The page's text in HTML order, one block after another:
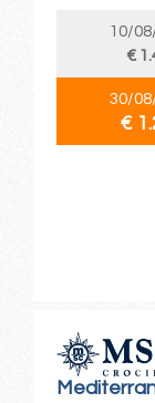
10/
€
30/
€